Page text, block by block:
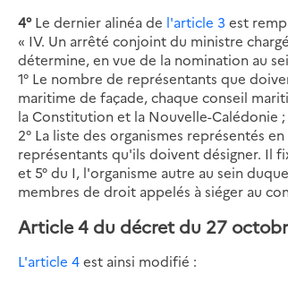
4°Le dernier alinéa de l'article 3 est
« IV. Un arrêté conjoint du ministre
détermine, en vue de la nomination au
1° Le nombre de représentants que
maritime de façade, chaque conseil
la Constitution et la Nouvelle-Calédonie ;
2° La liste des organismes représentés
représentants qu'ils doivent désigner. Il
et 5° du I, l'organisme autre au sein
membres de droit appelés à siéger au
Article 4 du décret du 27
L'article 4est ainsi modifié :